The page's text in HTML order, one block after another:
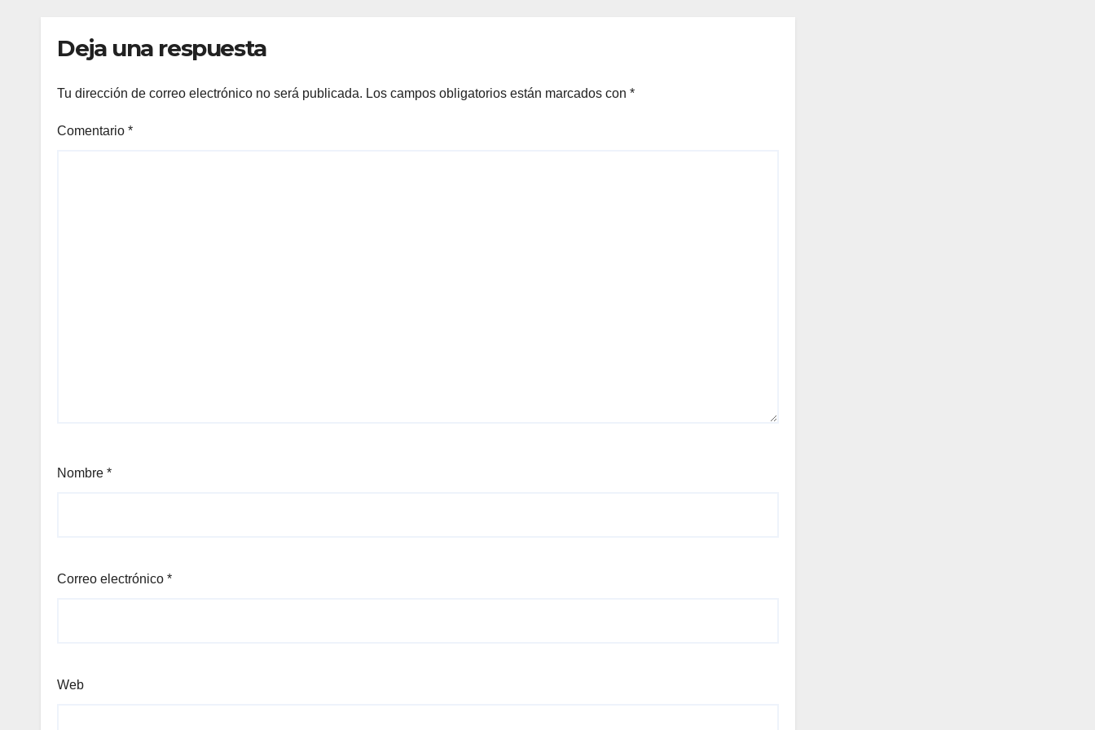
Deja una respuesta
Tu dirección de correo electrónico no será publicada. Los campos obligatorios están marcados con *
Comentario *
Nombre *
Correo electrónico *
Web